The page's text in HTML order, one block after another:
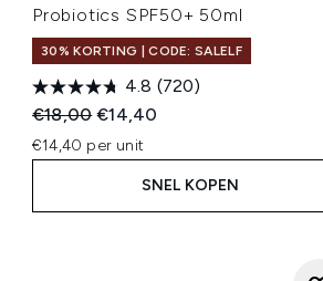
Probiotics SPF50+ 50ml
30% KORTING | CODE: SALELF
4.8 (720)
Recommended Retail Price:
€18,00Huidige prijs:
€14,40
€14,40 per unit
SNEL KOPEN